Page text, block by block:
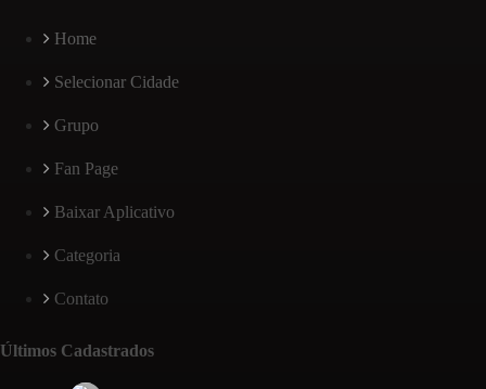
Home
Selecionar Cidade
Grupo
Fan Page
Baixar Aplicativo
Categoria
Contato
Últimos Cadastrados